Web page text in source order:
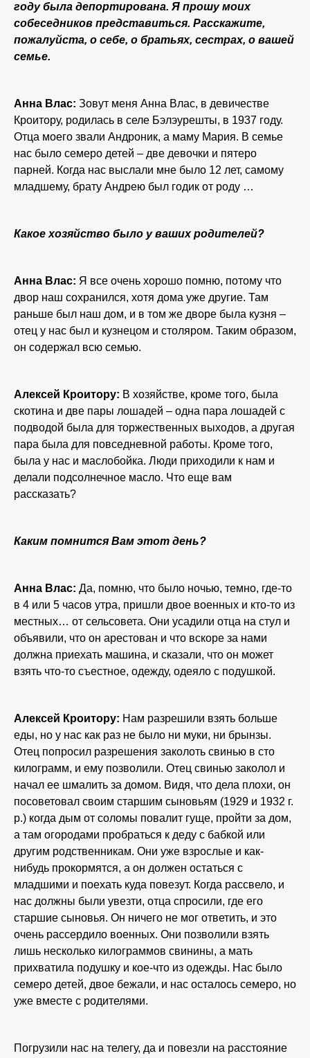
году была депортирована. Я прошу моих
собеседников представиться. Расскажите,
пожалуйста, о себе, о братьях, сестрах, о вашей
семье.
Анна Влас: Зовут меня Анна Влас, в девичестве
Кроитору, родилась в селе Бэлэурешты, в 1937 году.
Отца моего звали Андроник, а маму Мария. В семье
нас было семеро детей – две девочки и пятеро
парней. Когда нас выслали мне было 12 лет, самому
младшему, брату Андрею был годик от роду …
Какое хозяйство было у ваших родителей?
Анна Влас: Я все очень хорошо помню, потому что
двор наш сохранился, хотя дома уже другие. Там
раньше был наш дом, и в том же дворе была кузня –
отец у нас был и кузнецом и столяром. Таким образом,
он содержал всю семью.
Алексей Кроитору: В хозяйстве, кроме того, была
скотина и две пары лошадей – одна пара лошадей с
подводой была для торжественных выходов, а другая
пара была для повседневной работы. Кроме того,
была у нас и маслобойка. Люди приходили к нам и
делали подсолнечное масло. Что еще вам
рассказать?
Каким помнится Вам этот день?
Анна Влас: Да, помню, что было ночью, темно, где-то
в 4 или 5 часов утра, пришли двое военных и кто-то из
местных… от сельсовета. Они усадили отца на стул и
объявили, что он арестован и что вскоре за нами
должна приехать машина, и сказали, что он может
взять что-то съестное, одежду, одеяло с подушкой.
Алексей Кроитору: Нам разрешили взять больше
еды, но у нас как раз не было ни муки, ни брынзы.
Отец попросил разрешения заколоть свинью в сто
килограмм, и ему позволили. Отец свинью заколол и
начал ее шмалить за домом. Видя, что дела плохи, он
посоветовал своим старшим сыновьям (1929 и 1932 г.
р.) когда дым от соломы повалит гуще, пройти за дом,
а там огородами пробраться к деду с бабкой или
другим родственникам. Они уже взрослые и как-
нибудь прокормятся, а он должен остаться с
младшими и поехать куда повезут. Когда рассвело, и
нас должны были увезти, отца спросили, где его
старшие сыновья. Он ничего не мог ответить, и это
очень рассердило военных. Они позволили взять
лишь несколько килограммов свинины, а мать
прихватила подушку и кое-что из одежды. Нас было
семеро детей, двое бежали, и нас осталось семеро, но
уже вместе с родителями.
Погрузили нас на телегу, да и повезли на расстояние